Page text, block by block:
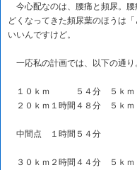
今心配なのは、腰痛と頻尿。腰
どくなってきた頻尿葉のほうは
いいんですけど。
一応私の計画では、以下の通り
１０ｋｍ ５４分 ５ｋｍ２
２０ｋｍ１時間４８分 ５ｋｍ
中間点 １時間５４分
３０ｋｍ２時間４４分 ５ｋｍ